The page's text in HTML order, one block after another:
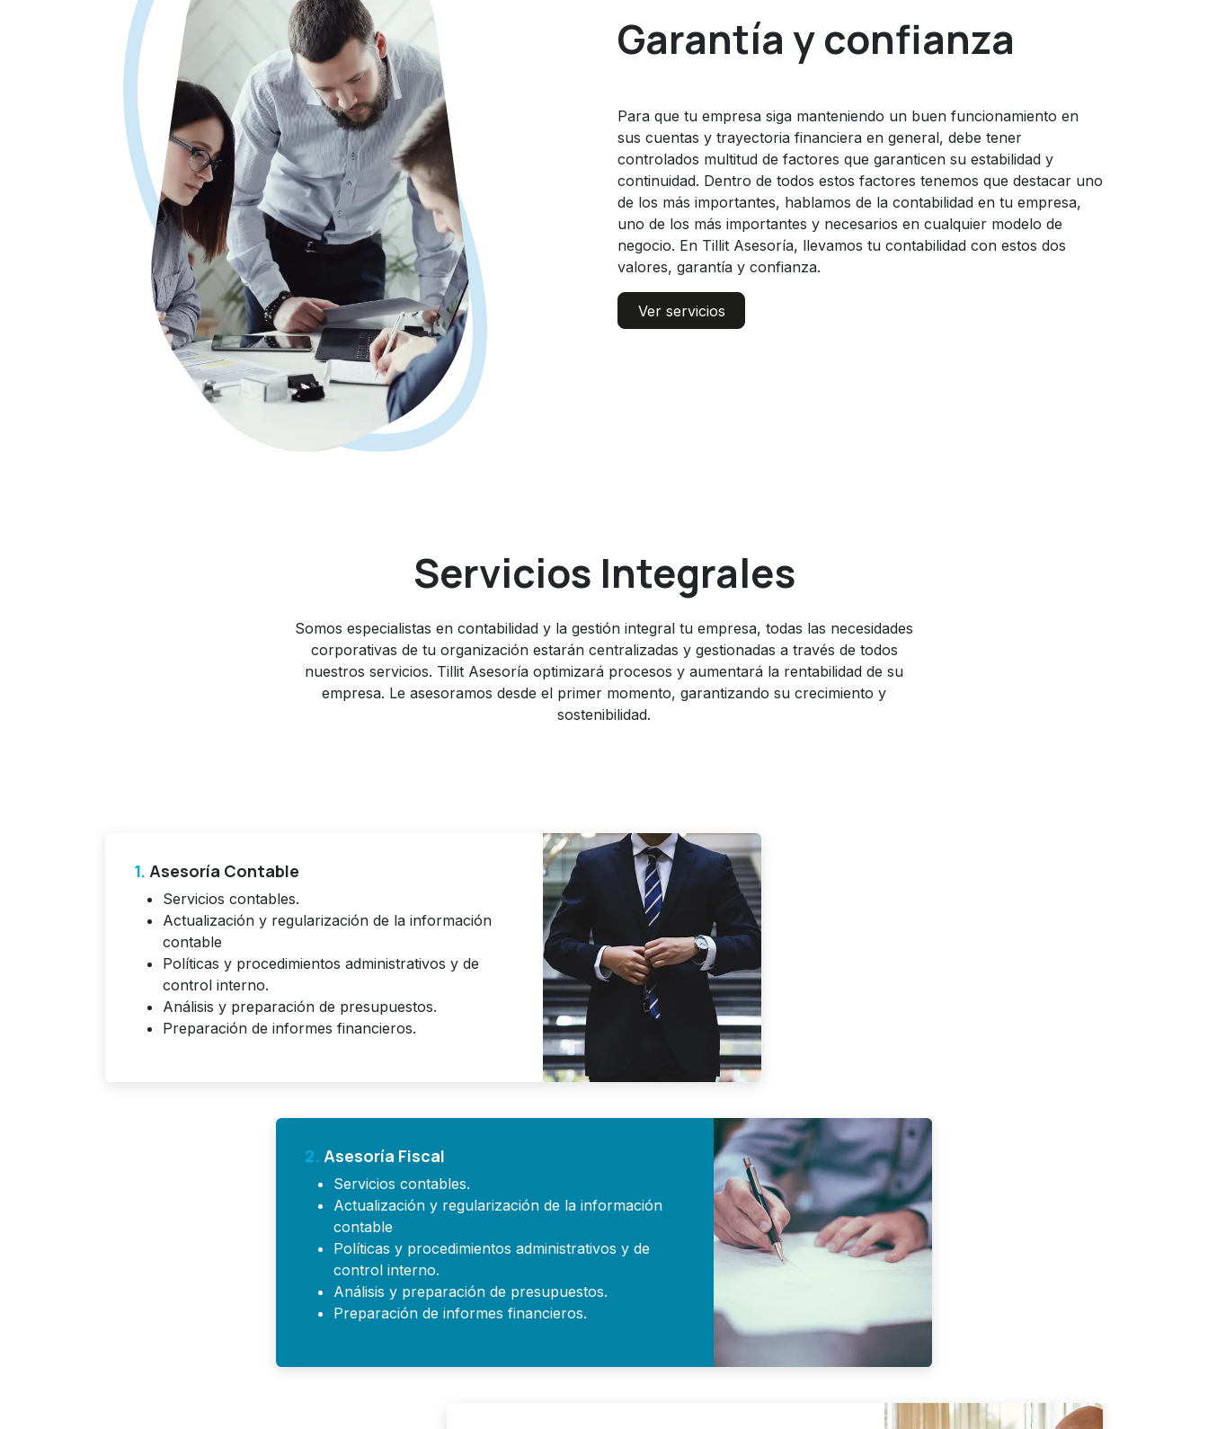
Garantía yconfianza
Para que tu empresa siga manteniendo un buen funcionamiento en
sus cuentas y trayectoria financiera en general, debe tener
controlados multitud de factores que garanticen su estabilidad y
continuidad. Dentro de todos estos factores tenemos que destacar uno
de los más importantes, hablamos de la contabilidad en tu empresa,
uno de los más importantes y necesarios en cualquier modelo de
negocio. En Tillit Asesoría, llevamos tu contabilidad con estos dos
valores, garantía y confianza.
Ver servicios
Servicios Integrales
Somos especialistas en contabilidad y la gestión integral tu empresa, todas las necesidades
corporativas de tu organización estarán centralizadas y gestionadas a través de todos
nuestros servicios. Tillit Asesoría optimizará procesos y aumentará la rentabilidad de su
empresa. Le asesoramos desde el primer momento, garantizando su crecimiento y
sostenibilidad.
1. Asesoría Contable
Servicios contables.
Actualización y regularización de la información
contable
Políticas y procedimientos administrativos y de
control interno.
Análisis y preparación de presupuestos.
Preparación de informes financieros.
2. Asesoría Fiscal
Servicios contables.
Actualización y regularización de la información
contable
Políticas y procedimientos administrativos y de
control interno.
Análisis y preparación de presupuestos.
Preparación de informes financieros.